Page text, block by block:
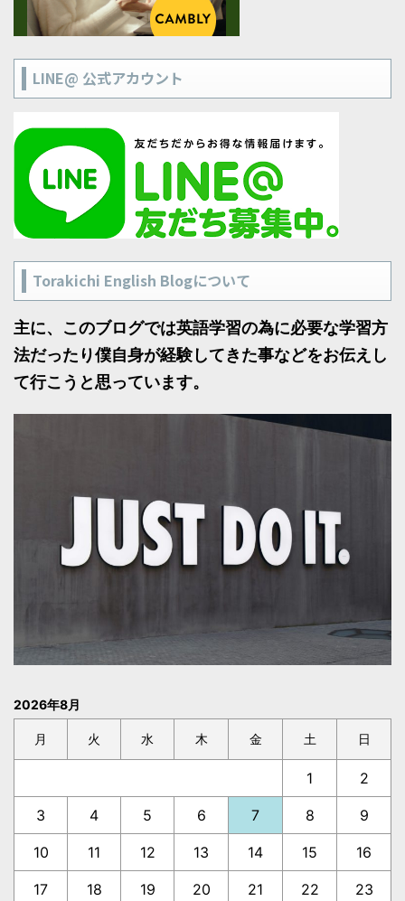
LINE@ 公式アカウント
Torakichi English Blogについて
主に、このブログでは英語学習の為に必要な学習方
法だったり僕自身が経験してきた事などをお伝えし
て行こうと思っています。
2026年8月
月 火 水 木 金 土 日
1 2
3 4 5 6 7 8 9
10 11 12 13 14 15 16
17 18 19 20 21 22 23